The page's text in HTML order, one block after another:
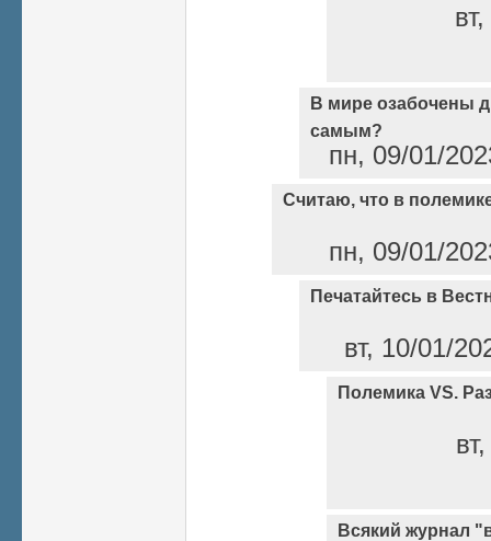
В мире озабочены
самым?
пн, 09/01/
Считаю, что в
пн, 09/01/
Печатайтесь в
вт, 10/01/
Полемика VS.
Всякий журнал